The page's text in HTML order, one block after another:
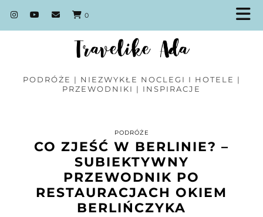
0
PODRÓŻE | NIEZWYKŁE NOCLEGI I HOTELE |
PRZEWODNIKI | INSPIRACJE
PODRÓŻE
CO ZJEŚĆ W BERLINIE? –
SUBIEKTYWNY
PRZEWODNIK PO
RESTAURACJACH OKIEM
BERLIŃCZYKA